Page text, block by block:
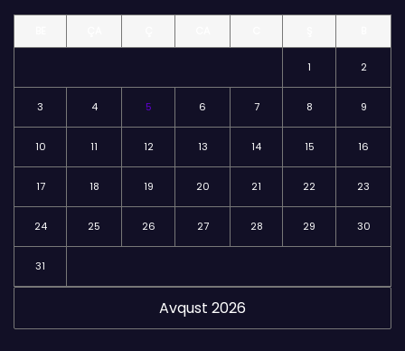
l
Avqust 2026
1 2
3 4 5 6 7 8 9
10 11 12 13 14 15 16
17 18 19 20 21 22 23
24 25 26 27 28 29 30
31